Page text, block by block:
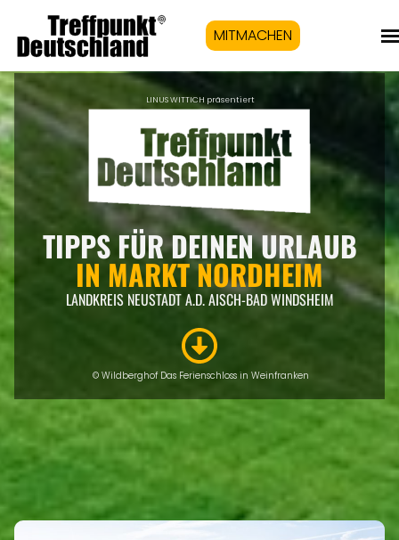
MITMACHEN
LINUS WITTICH präsentiert
TIPPS FÜR DEINEN URLAUB
IN MARKT NORDHEIM
LANDKREIS NEUSTADT A.D. AISCH-BAD WINDSHEIM
© Wildberghof Das Ferienschloss in Weinfranken
WINZER
Eigenen Eintrag kostenlos erstellen >